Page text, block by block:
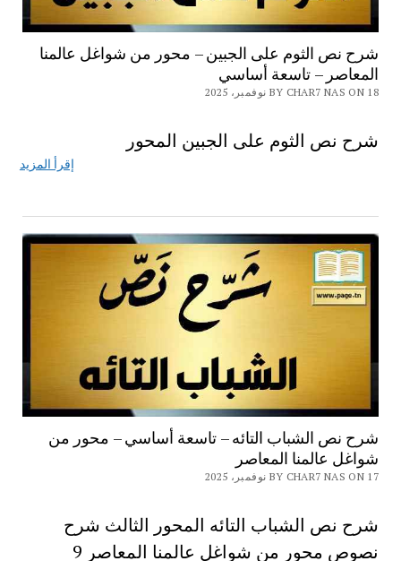
شرح نص الثوم على الجبين – محور من شواغل عالمنا
المعاصر – تاسعة أساسي
BY CHAR7 NAS ON 18 نوفمبر، 2025
شرح نص الثوم على الجبين المحور
إقرأ المزيد
شرح نص الشباب التائه – تاسعة أساسي – محور من
شواغل عالمنا المعاصر
BY CHAR7 NAS ON 17 نوفمبر، 2025
شرح نص الشباب التائه المحور الثالث شرح
نصوص محور من شواغل عالمنا المعاصر 9